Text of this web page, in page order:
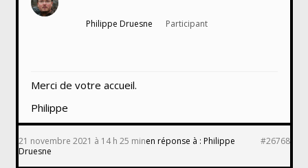
Philippe Druesne Participant
Merci de votre accueil.
Philippe
21 novembre 2021 à 14 h 25 minen réponse à : Philippe
Druesne
#26768